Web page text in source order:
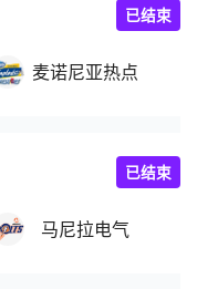
麦诺尼亚热点
已结束
马尼拉电气
已结束